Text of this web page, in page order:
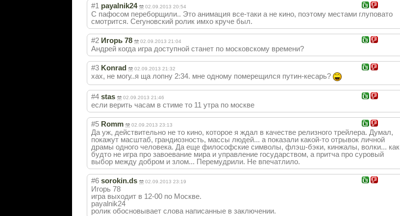
#1 payalnik24 02.09.2013 20:54
С пафосом переборщили.. Это анимация все-таки а не кино, поэтому местами глуповато
смотрится. Сегуновский ролик имхо круче был.
#2 Игорь 78 02.09.2013 21:04
Андрей когда игра доступной станет по московскому времени?
#3 Konrad 02.09.2013 21:32
хах, не могу..я ща лопну 2:34. мне одному померещился путин-кесарь?
#4 stas 02.09.2013 21:46
если верить часам в стиме то 11 утра по москве
#5 Romm 02.09.2013 23:13
Да уж, действительно не то кино, которое я ждал в качестве релизного трейлера. Думал,
покажут масштаб, грандиозность, массы людей... а показали какой-то отрывок личной
драмы одного человека. Да еще философские символы, флэш-бэки, кинжалы, волки... как
будто не игра про завоевание мира и управление государством, а притча про суровый
выбор между добром и злом... Перемудрили. Не впечатлило.
#6 sorokin.ds 02.09.2013 23:19
Игорь 78
игра выходит в 12-00 по Москве.
payalnik24
ролик обосновывает слова написанные в заключении.